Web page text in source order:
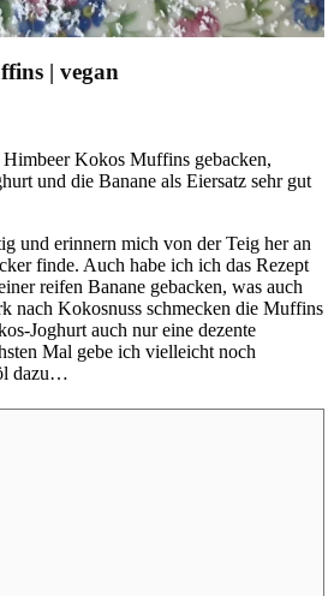
| vegan
Himbeer Kokos Muffins gebacken,
und die Banane als Eiersatz sehr gut
und erinnern mich von der Teig her an
finde. Auch habe ich ich das Rezept
reifen Banane gebacken, was auch
nach Kokosnuss schmecken die Muffins
Joghurt auch nur eine dezente
Mal gebe ich vielleicht noch
dazu…